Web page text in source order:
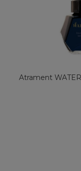
Atrament